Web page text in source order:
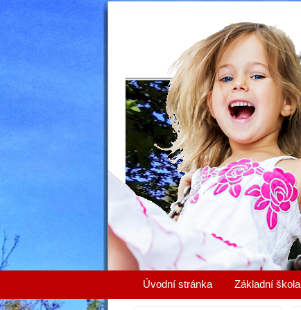
Úvodní stránka Základní škola